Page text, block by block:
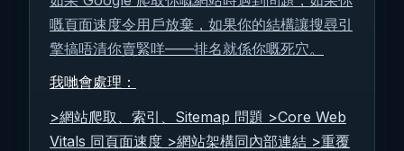
嘅頁面速度令用戶放棄，如果你的結構讓搜尋引
擎搞唔清你賣緊咩——排名就係你嘅死穴。
我哋會處理：
>網站爬取、索引、Sitemap 問題 >Core Web
Vitals 同頁面速度 >網站架構同內部連結 >重覆